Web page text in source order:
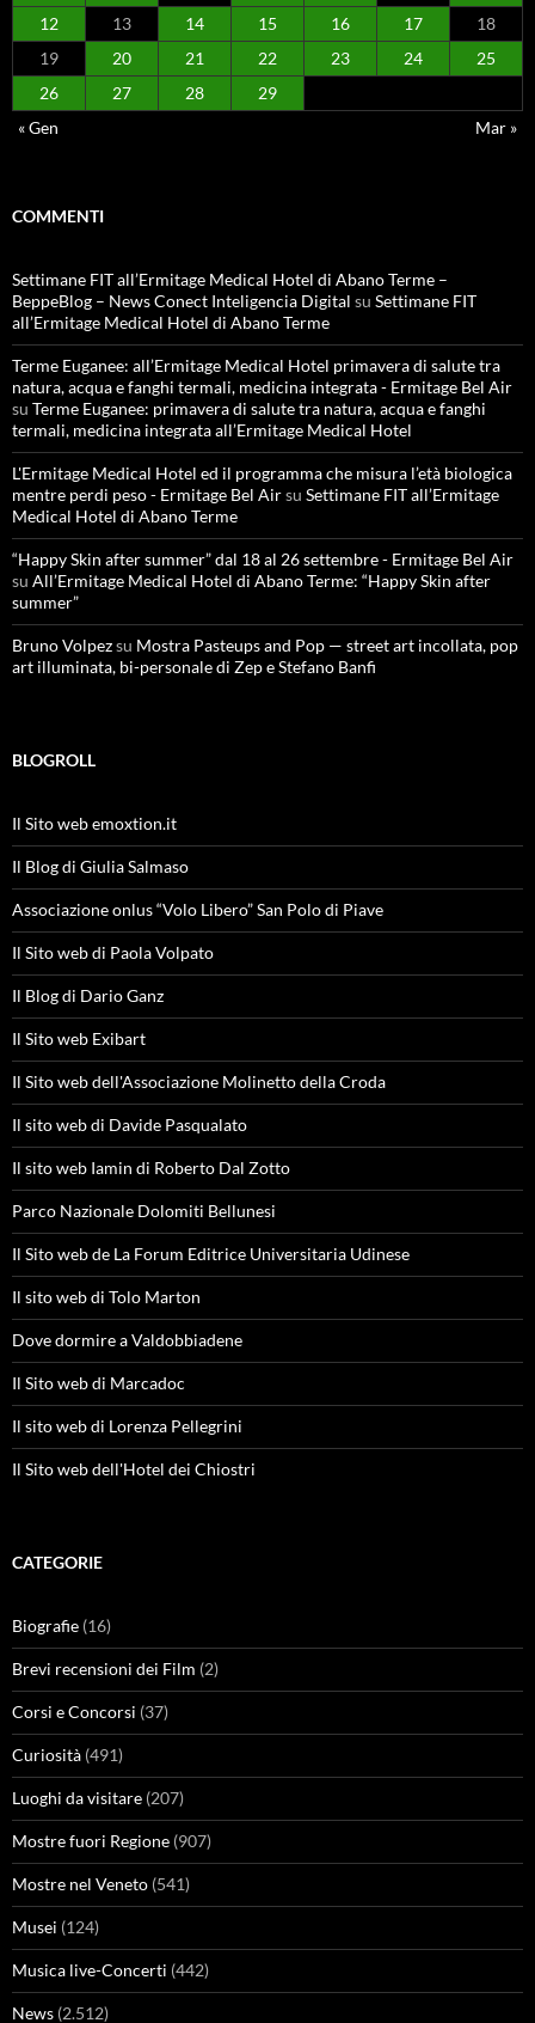
12
13 14 15 16 17
18
19
20 21 22 23 24
25
26
27 28
29
« Gen
Mar »
COMMENTI
Settimane FIT all’Ermitage Medical Hotel di Abano Terme –
BeppeBlog – News Conect Inteligencia Digital su Settimane FIT
all’Ermitage Medical Hotel di Abano Terme
Terme Euganee: all’Ermitage Medical Hotel primavera di salute tra
natura, acqua e fanghi termali, medicina integrata - Ermitage Bel Air
su Terme Euganee: primavera di salute tra natura, acqua e fanghi
termali, medicina integrata all’Ermitage Medical Hotel
L'Ermitage Medical Hotel ed il programma che misura l’età biologica
mentre perdi peso - Ermitage Bel Airsu Settimane FIT all’Ermitage
Medical Hotel di Abano Terme
“Happy Skin after summer” dal 18 al 26 settembre - Ermitage Bel Air
su All’Ermitage Medical Hotel di Abano Terme: “Happy Skin after
summer”
Bruno Volpezsu Mostra Pasteups and Pop — street art incollata, pop
art illuminata, bi-personale di Zep e Stefano Banfi
BLOGROLL
Il Sito web emoxtion.it
Il Blog di Giulia Salmaso
Associazione onlus “Volo Libero” San Polo di Piave
Il Sito web di Paola Volpato
Il Blog di Dario Ganz
Il Sito web Exibart
Il Sito web dell'Associazione Molinetto della Croda
Il sito web di Davide Pasqualato
Il sito web Iamin di Roberto Dal Zotto
Parco Nazionale Dolomiti Bellunesi
Il Sito web de La Forum Editrice Universitaria Udinese
Il sito web di Tolo Marton
Dove dormire a Valdobbiadene
Il Sito web di Marcadoc
Il sito web di Lorenza Pellegrini
Il Sito web dell'Hotel dei Chiostri
CATEGORIE
Biografie (16)
Brevi recensioni dei Film (2)
Corsi e Concorsi (37)
Curiosità (491)
Luoghi da visitare (207)
Mostre fuori Regione (907)
Mostre nel Veneto (541)
Musei (124)
Musica live-Concerti (442)
News (2.512)